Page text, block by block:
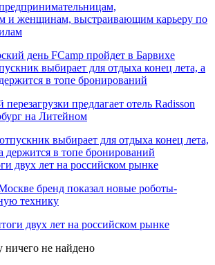
и женщинам, выстраивающим карьеру по
выбирает для отдыха конец лета, а
в топе бронирований
предлагает отель Radisson
на Литейном
двух лет на российском рынке
бренд показал новые роботы-
технику
ничего не найдено